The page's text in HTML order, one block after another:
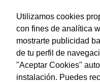
Condiciones
Utilizamos cookies
con fines de analítica
mostrarte publicidad
de tu perfil de
"Aceptar Cookies"
instalación. Puedes